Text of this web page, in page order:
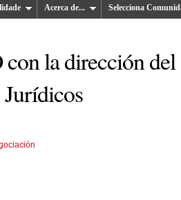
Acerca de... Selecciona
la dirección del